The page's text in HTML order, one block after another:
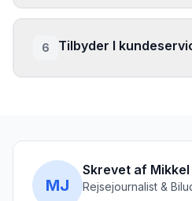
6 Tilbyder I
MJ
Skrevet af
Rejsejournalist &